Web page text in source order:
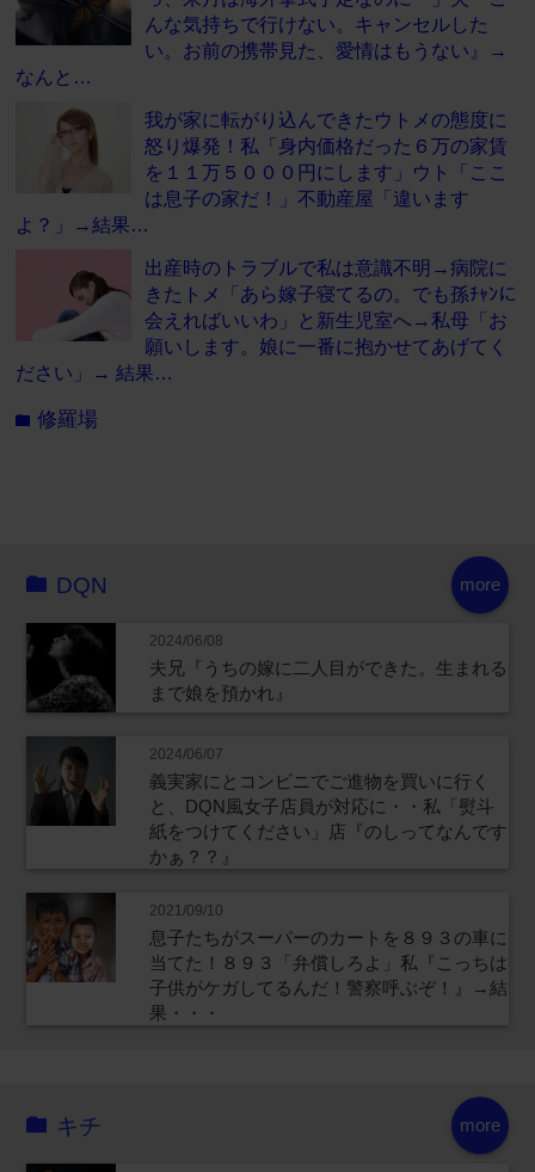
んな気持ちで行けない。キャンセルした
い。お前の携帯見た、愛情はもうない』→
なんと…
我が家に転がり込んできたウトメの態度に
怒り爆発！私「身内価格だった６万の家賃
を１１万５０００円にします」ウト「ここ
は息子の家だ！」不動産屋「違います
よ？」→結果…
出産時のトラブルで私は意識不明→病院に
きたトメ「あら嫁子寝てるの。でも孫ﾁｬﾝに
会えればいいわ」と新生児室へ→私母「お
願いします。娘に一番に抱かせてあげてく
ださい」→ 結果…
folder修羅場
more
DQN
2024/06/08
夫兄『うちの嫁に二人目ができた。生まれる
まで娘を預かれ』
2024/06/07
義実家にとコンビニでご進物を買いに行く
と、DQN風女子店員が対応に・・私「熨斗
紙をつけてください」店『のしってなんです
かぁ？？』
2021/09/10
息子たちがスーパーのカートを８９３の車に
当てた！８９３「弁償しろよ」私『こっちは
子供がケガしてるんだ！警察呼ぶぞ！』→結
果・・・
more
キチ